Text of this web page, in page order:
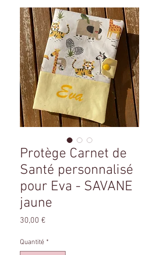
Protège Carnet de
Santé personnalisé
pour Eva - SAVANE
jaune
30,00 €
Quantité *